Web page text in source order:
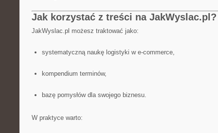
Jak korzystać z treści na JakWyslac.pl?
JakWyslac.pl możesz traktować jako:
systematyczną naukę logistyki w e-commerce,
kompendium terminów,
bazę pomysłów dla swojego biznesu.
W praktyce warto: